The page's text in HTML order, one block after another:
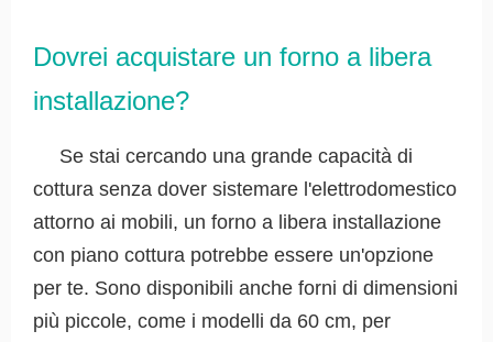
Dovrei acquistare un forno a libera
installazione?
Se stai cercando una grande capacità di
cottura senza dover sistemare l'elettrodomestico
attorno ai mobili, un forno a libera installazione
con piano cottura potrebbe essere un'opzione
per te. Sono disponibili anche forni di dimensioni
più piccole, come i modelli da 60 cm, per